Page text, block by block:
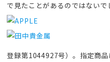
で見たことがあるのではないで
登録第1044927号）。指定商